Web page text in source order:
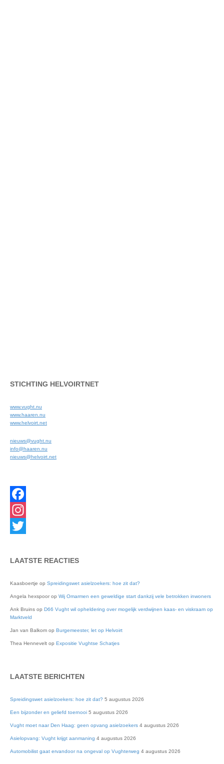
STICHTING HELVOIRTNET
www.vught.nu
www.haaren.nu
www.helvoirt.net
nieuws@vught.nu
info@haaren.nu
nieuws@helvoirt.net
Facebook
Instagram
LAATSTE REACTIES
Kaasboertje op Spreidingswet asielzoekers: hoe zit dat?
Angela hexspoor op Wij Omarmen een geweldige start dankzij vele betrokken inwoners
Ank Bruins op D66 Vught wil opheldering over mogelijk verdwijnen kaas- en viskraam op
Marktveld
Jan van Balkom op Burgemeester, let op Helvoirt
Thea Hennevelt op Expositie Vughtse Schatjes
LAATSTE BERICHTEN
Spreidingswet asielzoekers: hoe zit dat? 5 augustus 2026
Een bijzonder en geliefd toernooi 5 augustus 2026
Vught moet naar Den Haag: geen opvang asielzoekers 4 augustus 2026
Asielopvang: Vught krijgt aanmaning 4 augustus 2026
Automobilist gaat ervandoor na ongeval op Vughterweg 4 augustus 2026